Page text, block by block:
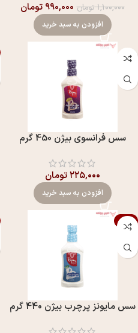
۱,۱۰۰,۰۰۰تومان ۹۹۰,۰۰۰ تومان
افزودن به سبد خرید
سس فرانسوی بيژن 450 گرم
۲۲۵,۰۰۰تومان
افزودن به سبد خرید
-3%
سس مايونز پرچرب بيژن 440 گرم